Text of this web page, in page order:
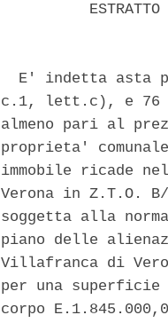
ESTRATTO
E' indetta asta
c.1, lett.c), e 76
almeno pari al
proprieta'
immobile ricade
Verona in Z.T.O.
soggetta alla
piano delle
Villafranca di
per una superficie
corpo